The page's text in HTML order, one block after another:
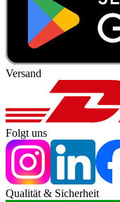
Versand
Folgt uns
Qualität & Sicherheit